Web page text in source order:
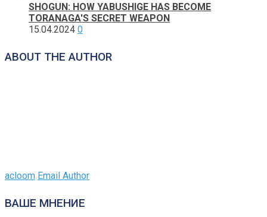
SHOGUN: HOW YABUSHIGE HAS BECOME
TORANAGA'S SECRET WEAPON
15.04.2024 0
ABOUT THE AUTHOR
acloom Email Author
ВАШЕ МНЕНИЕ